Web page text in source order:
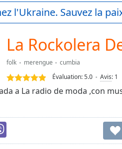
l'Ukraine. Sauvez la
La Rockolera
folk merengue
cumbia
Évaluation:5.0 Avis: 1
a La radio de moda ,con